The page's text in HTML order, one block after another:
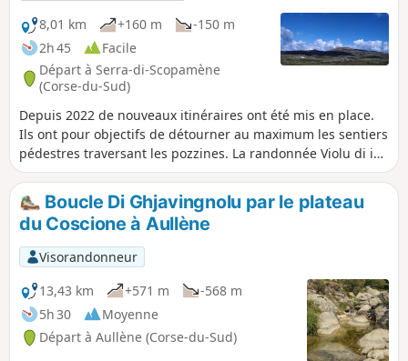
8,01 km
+160 m
-150 m
2h 45
Facile
Départ à Serra-di-Scopamène
(Corse-du-Sud)
Depuis 2022 de nouveaux itinéraires ont été mis en place.
Ils ont pour objectifs de détourner au maximum les sentiers
pédestres traversant les pozzines. La randonnée Violu di i
Pastori fait le tour du Castellu d'Ornucciu en passant par les
bergeries de Chiralbella. Vous pouvez voir de nombreuses
pozzines (tourbières) dont le Pian d'Ornucciu. Suivant la
saison vous pouvez rencontrer des chevaux, des vaches,
des cochons, des troupeaux de brebis.
Boucle Di Ghjavingnolu par le plateau
du Coscione à Aullène
Visorandonneur
13,43 km
+571 m
-568 m
5h 30
Moyenne
Départ à Aullène (Corse-du-Sud)